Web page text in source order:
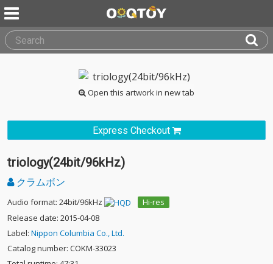
Open this artwork in new tab
Express Checkout
triology(24bit/96kHz)
クラムボン
Audio format: 24bit/96kHz
Hi-res
Release date: 2015-04-08
Label: Nippon Columbia Co., Ltd.
Catalog number: COKM-33023